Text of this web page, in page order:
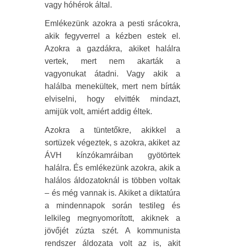
vagy hóhérok által.
Emlékezünk azokra a pesti srácokra,
akik fegyverrel a kézben estek el.
Azokra a gazdákra, akiket halálra
vertek, mert nem akarták a
vagyonukat átadni. Vagy akik a
halálba menekültek, mert nem bírták
elviselni, hogy elvitték mindazt,
amijük volt, amiért addig éltek.
Azokra a tüntetőkre, akikkel a
sortüzek végeztek, s azokra, akiket az
ÁVH kínzókamráiban gyötörtek
halálra. És emlékezünk azokra, akik a
halálos áldozatoknál is többen voltak
– és még vannak is. Akiket a diktatúra
a mindennapok során testileg és
lelkileg megnyomorított, akiknek a
jövőjét zúzta szét. A kommunista
rendszer áldozata volt az is, akit